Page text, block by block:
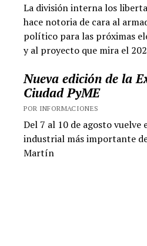
La división interna los
hace notoria de cara al
político para las próximas
y al proyecto que mira el
Nueva edición de la
Ciudad PyME
POR INFORMACIONES
Del 7 al 10 de agosto vuelve
industrial más importante
Martín